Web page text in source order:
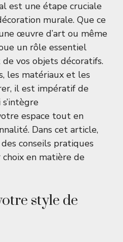
est une étape cruciale
murale. Que ce
œuvre d’art ou même
un rôle essentiel
vos objets décoratifs.
les matériaux et les
il est impératif de
espace tout en
Dans cet article,
conseils pratiques
en matière de
style de